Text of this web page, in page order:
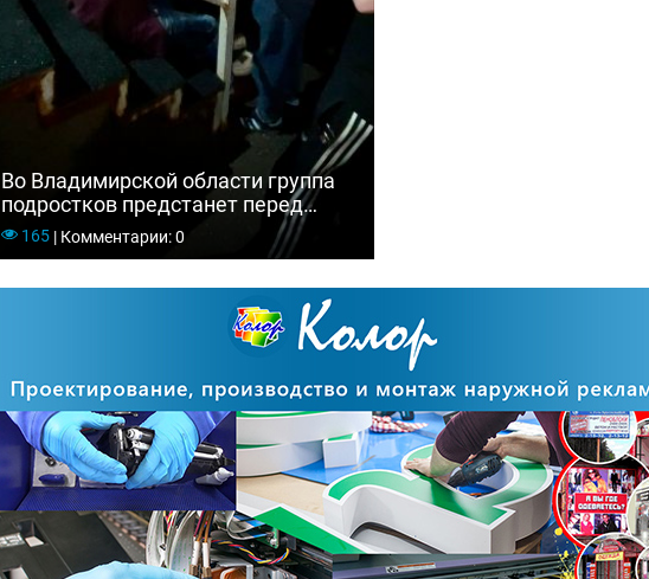
Во Владимирской области группа
подростков предстанет перед
судом по обвинению в экстремизме
и нападениях на граждан
165 |Комментарии: 0